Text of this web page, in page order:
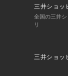
三井ショッ
全国の三井
リ
三井ショッ